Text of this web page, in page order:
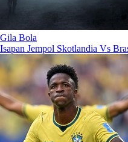
Gila Bola
Isapan Jempol Skotlandia Vs